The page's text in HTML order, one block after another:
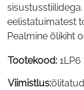
eelistatuimatest
Pealmine õlikiht
Tootekood: 1LP6
Viimistlus: